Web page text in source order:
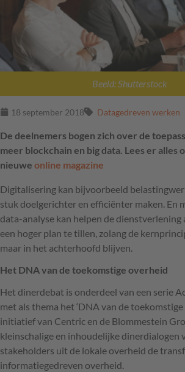
Beeld: Shutterstock
18 september 2018 Datagedreven werken
De deelnemers bogen zich over de
meer blockchain en big data. Lees er alles
nieuwe online magazine
Digitalisering kan bijvoorbeeld
stuk doelgerichter en efficiënter maken. En
data-analyse kan helpen de dienstverlening
een hoger plan te tillen, zolang de
maar in het achterhoofd blijven.
Het DNAvan de toekomstige overheid
Het dinerdebat is onderdeel van een serie
met als thema het ‘DNA van de toekomstige
initiatief van Centric en de Blommestein
kleinschalige en inhoudelijke dinerdialogen
stakeholders uit de lokale overheid de
informatiegedreven overheid.